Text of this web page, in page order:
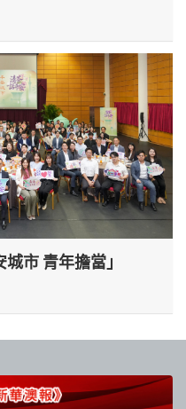
市 青年擔當」